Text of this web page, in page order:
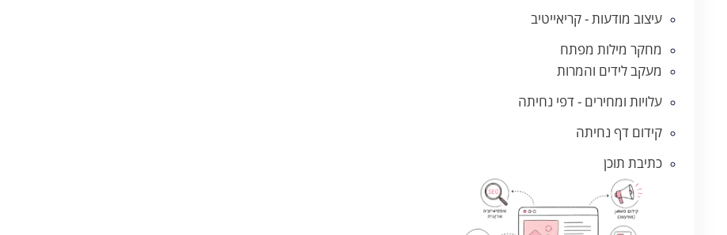
עיצוב מודעות - קריאייטיב
מחקר מילות מפתח
מעקב לידים והמרות
עלויות ומחירים - דפי נחיתה
קידום דף נחיתה
כתיבת תוכן